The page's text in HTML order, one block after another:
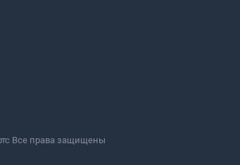
Все права защищены